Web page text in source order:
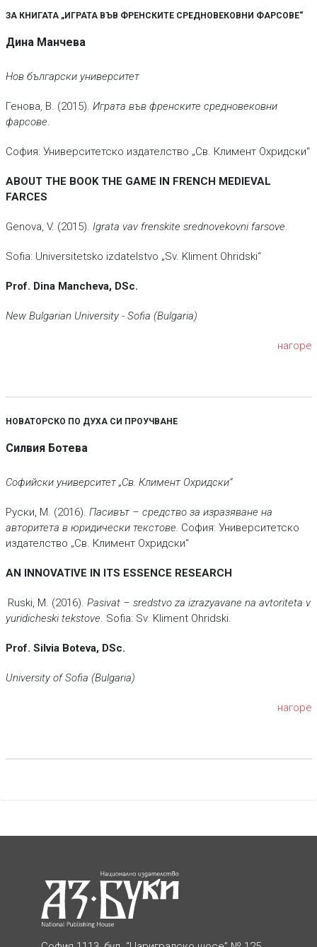
ЗА КНИГАТА „ИГРАТА ВЪВ ФРЕНСКИТЕ СРЕДНОВЕКОВНИ ФАРСОВЕ“
Дина Манчева
Нов български университет
Генова, В. (2015). Играта във френските средновековни
фарсове.
София: Университетско издателство „Св. Климент Охридски“
ABOUT THE BOOK THE GAME IN FRENCH MEDIEVAL
FARCES
Genova, V. (2015). Igrata vav frenskite srednovekovni farsove.
Sofia: Universitetsko izdatelstvo „Sv. Kliment Ohridski“
Prof. Dina Mancheva, DSc.
New Bulgarian University - Sofia (Bulgaria)
нагоре
НОВАТОРСКО ПО ДУХА СИ ПРОУЧВАНЕ
Силвия Ботева
Софийски университет „Св. Климент Охридски“
Руски, М. (2016). Пасивът – средство за изразяване на
авторитета в юридически текстове. София: Университетско
издателство „Св. Климент Охридски“
AN INNOVATIVE IN ITS ESSENCE RESEARCH
Ruski, M. (2016). Pasivat – sredstvo za izrazyavane na avtoriteta v
yuridicheski tekstove. Sofia: Sv. Kliment Ohridski.
Prof. Silvia Boteva, DSc.
University of Sofia (Bulgaria)
нагоре